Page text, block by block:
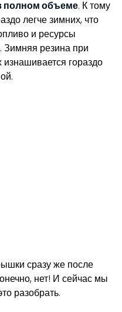
полном объеме. К тому
легче зимних, что
и ресурсы
Зимняя резина при
гораздо
сразу же после
нет! И сейчас мы
разобрать.